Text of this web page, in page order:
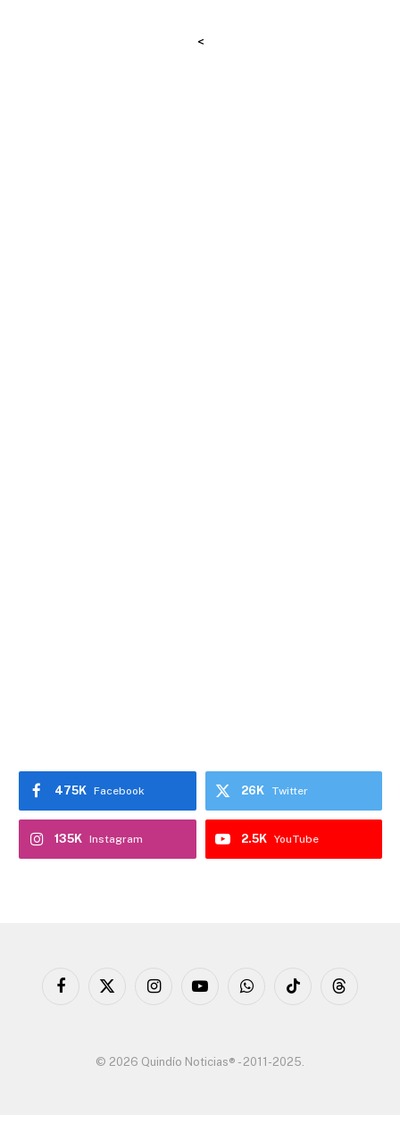
<
Facebook
475K Twitter
26K
Instagram
135K YouTube
2.5K
Facebook
X
InstagramYouTubeWhatsAppTikTok Threads
© 2026 Quindío Noticias® - 2011-2025.